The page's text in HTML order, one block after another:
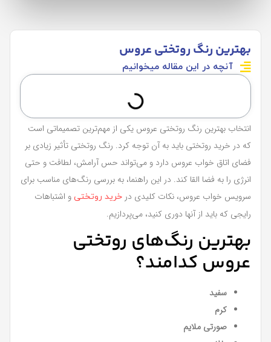
بهترین رنگ روتختی عروس
آنچه در این مقاله میخوانیم
انتخاب بهترین رنگ روتختی عروس یکی از مهم‌ترین تصمیماتی است
که در خرید روتختی باید به آن توجه کرد. رنگ روتختی تأثیر زیادی بر
فضای اتاق خواب عروس دارد و می‌تواند حس آرامش، لطافت و حتی
انرژی را به فضا القا کند. در این راهنما، به بررسی رنگ‌های مناسب برای
سرویس خواب عروس، نکات کلیدی در خرید روتختی و اشتباهات
رایجی که باید از آنها دوری کنید، می‌پردازیم.
بهترین رنگ‌های روتختی
عروس کدامند؟
سفید
کرم
صورتی ملایم